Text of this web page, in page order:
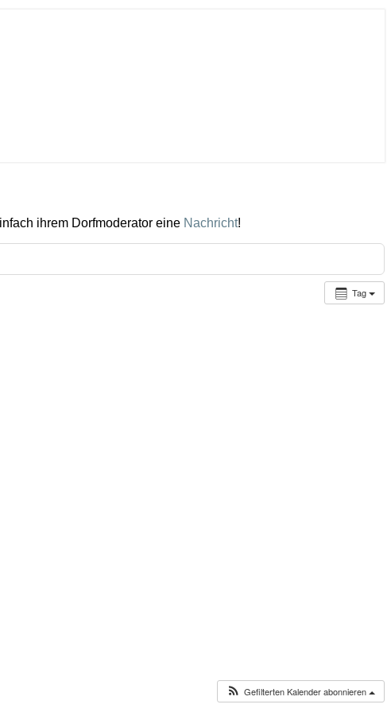
ihrem Dorfmoderator eine Nachricht!
Tag
Gefilterten Kalender abonnieren